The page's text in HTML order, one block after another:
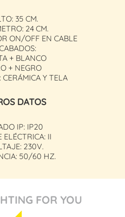
35 CM.
24 CM.
ON/OFF EN CABLE
+ BLANCO
+ NEGRO
CERÁMICA Y TELA
DATOS
IP: IP20
ELÉCTRICA: II
230V.
50/60 HZ.
FOR YOU